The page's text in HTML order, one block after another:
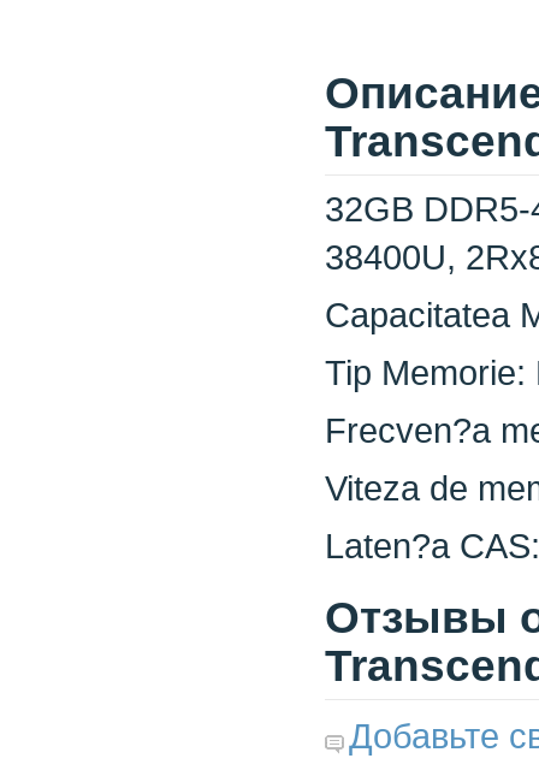
32GB
38400U,
Capacitatea
Tip Memorie:
Frecven?a
Viteza de
Laten?a
Отзывы о
Добавьте